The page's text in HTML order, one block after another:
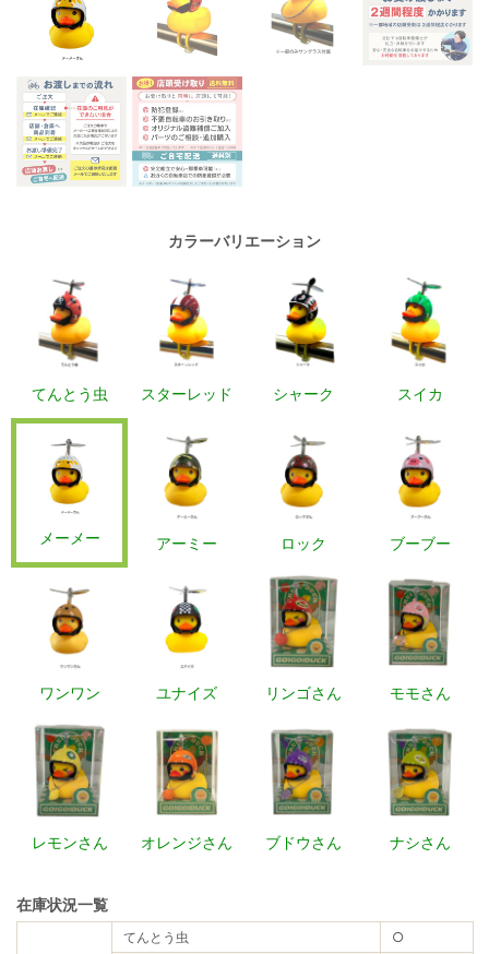
カラーバリエーション
てんとう虫 スターレッド シャーク スイカ
メーメー アーミー ロック ブーブー
ワンワン ユナイズ リンゴさん モモさん
レモンさん オレンジさん ブドウさん ナシさん
在庫状況一覧
てんとう虫 ○